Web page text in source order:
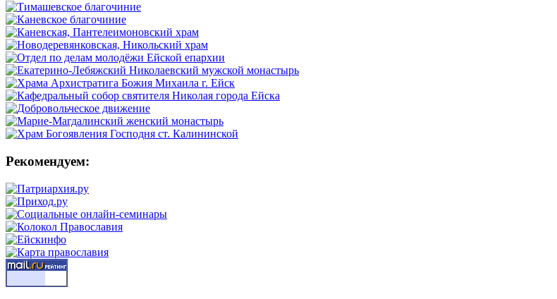
Рекомендуем: